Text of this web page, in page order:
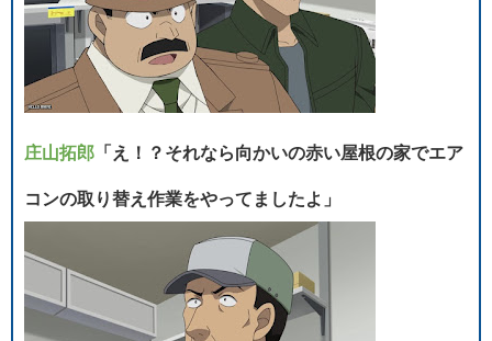
庄山拓郎 「え！？それなら向かいの赤い屋根の家でエア
コンの取り替え作業をやってましたよ」